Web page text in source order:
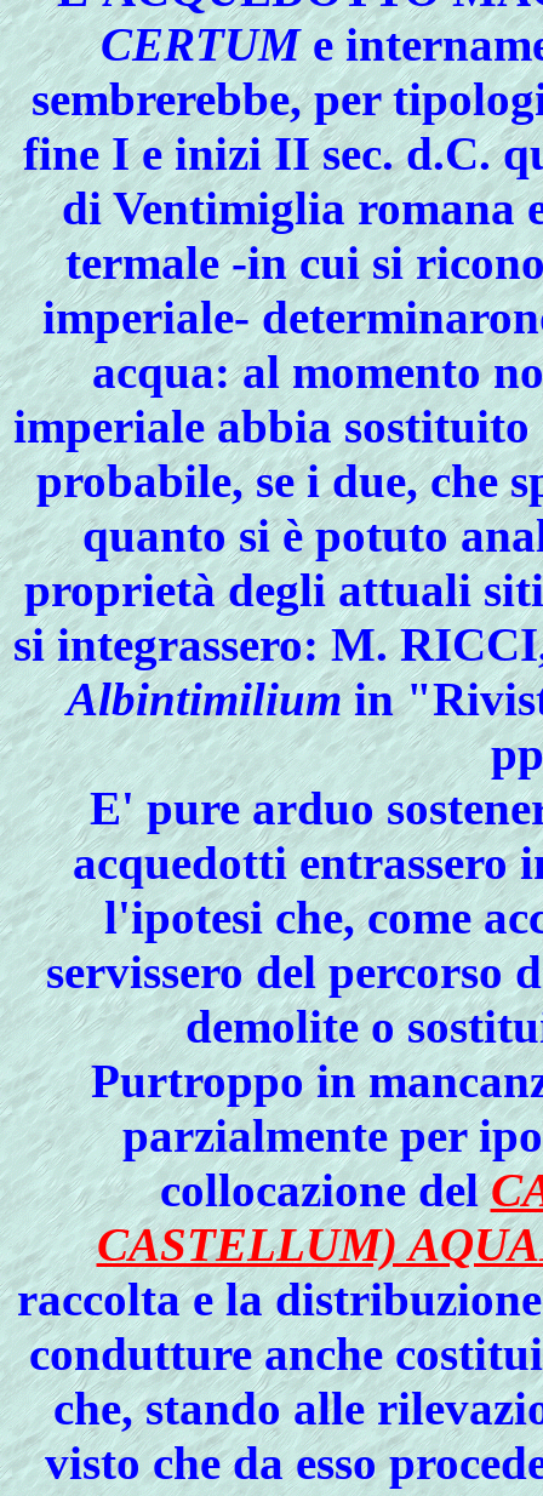
CERTUMe
sembrerebbe, per
fine I e inizi II sec. d.C.
di Ventimiglia romana
termale -in cui si
imperiale-
acqua: al momento
imperiale abbia
probabile, se i due, che
quanto si è potuto
proprietà degli attuali
si integrassero: M.
Albintimiliumin
E' pure arduo
acquedotti entrassero
l'ipotesi che, come
servissero del percorso
demolite o
Purtroppoin
parzialmente per
collocazione del
CASTELLUM)
raccolta e la
condutture anche
che, stando alle
visto che da esso